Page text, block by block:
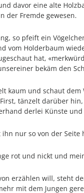
davor eine alte
der Fremde gewesen.
so pfeift ein
vom Holderbaum
hat,
bekäm den
kaum und schaut
tänzelt darüber
derlei Künste
ihn nur so von der
rot und nickt und
erzählen will, steht
mit dem Jungen